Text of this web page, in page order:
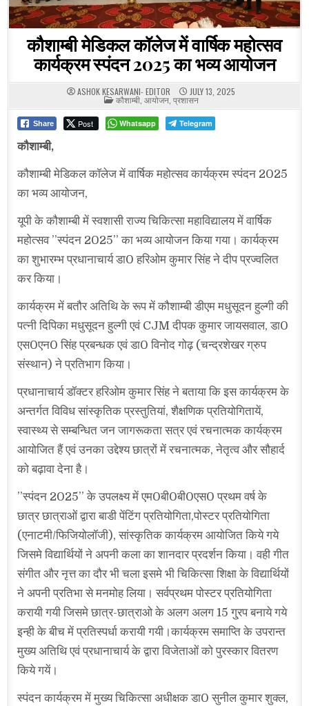
कौशाम्बी मेडिकल कॉलेज में वार्षिक महोत्सव
कार्यक्रम स्पंदन 2025 का भव्य आयोजन
ASHOK KESARWANI- EDITOR JULY 13, 2025
POSTED
IN
कौशाम्बी, आयोजन, प्रशासन
Share Post Whatsapp Telegram
कौशाम्बी,
कौशाम्बी मेडिकल कॉलेज में वार्षिक महोत्सव कार्यक्रम स्पंदन 2025
का भव्य आयोजन,
यूपी के कौशाम्बी में स्वशासी राज्य चिकित्सा महाविद्यालय में वार्षिक
महोत्सव ’’स्पंदन 2025’’ का भव्य आयोजन किया गया। कार्यक्रम
का शुभारम्भ प्रधानाचार्य डा0 हरिओम कुमार सिंह ने दीप प्रज्वलित
कर किया।
कार्यक्रम में बतौर अतिथि के रूप में कौशाम्बी डीएम मधुसूदन हुल्गी की
पत्नी दिपिका मधुसूदन हुल्गी एवं CJM दीपक कुमार जायसवाल, डा0
एस0एन0 सिंह प्रबन्धक एवं डा0 विनोद गोढ़ (चन्द्रशेखर ग्रुप
संस्थान) ने प्रतिभाग किया।
प्रधानाचार्य डॉक्टर हरिओम कुमार सिंह ने बताया कि इस कार्यक्रम के
अन्तर्गत विविध सांस्कृतिक प्रस्तुतियां, शैक्षणिक प्रतियोगितायें,
स्वास्थ्य से सम्बन्धित जन जागरूकता सत्र एवं रचनात्मक कार्यक्रम
आयोजित हैं एवं उनका उद्देश्य छात्रों में रचनात्मक, नेतृत्व और सौहार्द
को बढ़ावा देना है।
’’स्पंदन 2025’’ के उपलक्ष्य में एम0बी0बी0एस0 प्रथम वर्ष के
छात्र छात्राओं द्वारा बाडी पेंटिंग प्रतियोगिता,पोस्टर प्रतियोगिता
(एनाटमी/फिजियोलॉजी), सांस्कृतिक कार्यक्रम आयोजित किये गये
जिसमे विद्यार्थियों ने अपनी कला का शानदार प्रदर्शन किया। वही गीत
संगीत और नृत्त का दौर भी चला इसमे भी चिकित्सा शिक्षा के विद्यार्थियों
ने अपनी प्रतिभा से मनमोह लिया। सर्वप्रथम पोस्टर प्रतियोगिता
करायी गयी जिसमे छात्र-छात्राओ के अलग अलग 15 गु्रप बनाये गये
इन्ही के बीच में प्रतिस्पर्धा करायी गयी।कार्यक्रम समाप्ति के उपरान्त
मुख्य अतिथि एवं प्रधानाचार्य के द्वारा विजेताओं को पुरस्कार वितरण
किये गयें।
स्पंदन कार्यक्रम में मुख्य चिकित्सा अधीक्षक डा0 सुनील कुमार शुक्ल,